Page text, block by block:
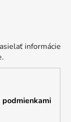
informácie
podmienkami